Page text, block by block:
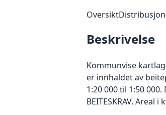
Oversikt
Beskrivelse
Kommunvise
er innhaldet av
1:20 000 til 1:50
BEITESKRAV. Areal